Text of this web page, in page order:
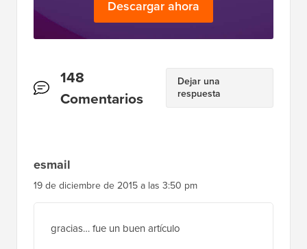
Descargar ahora
Interacciones
del
148
Comentarios
Dejar una
respuesta
esmail
19 de diciembre de 2015 a las 3:50 pm
gracias… fue un buen artículo